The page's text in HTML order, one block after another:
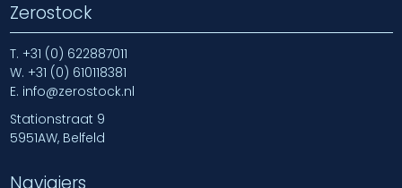
Zerostock
T. +31 (0) 622887011
W. +31 (0) 610118381
E. info@zerostock.nl
Stationstraat 9
5951AW, Belfeld